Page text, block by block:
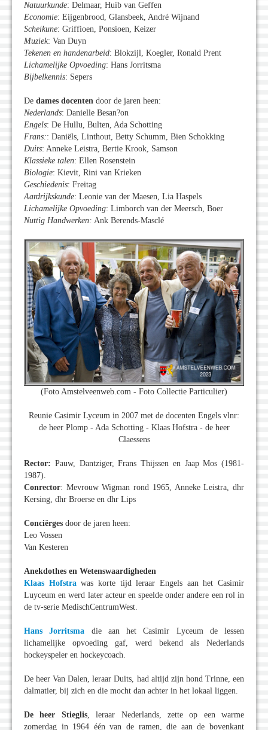
Natuurkunde: Delmaar, Huib van Geffen
Economie: Eijgenbrood, Glansbeek, André Wijnand
Scheikune: Griffioen, Ponsioen, Keizer
Muziek: Van Duyn
Tekenen en handenarbeid: Blokzijl, Koegler, Ronald Prent
Lichamelijke Opvoeding: Hans Jorritsma
Bijbelkennis: Sepers
De dames docenten door de jaren heen:
Nederlands: Danielle Besan?on
Engels: De Hullu, Bulten, Ada Schotting
Frans:: Daniëls, Linthout, Betty Schumm, Bien Schokking
Duits: Anneke Leistra, Bertie Krook, Samson
Klassieke talen: Ellen Rosenstein
Biologie: Kievit, Rini van Krieken
Geschiedenis: Freitag
Aardrijkskunde: Leonie van der Maesen, Lia Haspels
Lichamelijke Opvoeding: Limborch van der Meersch, Boer
Nuttig Handwerken: Ank Berends-Masclé
(Foto Amstelveenweb.com - Foto Collectie Particulier)
Reunie Casimir Lyceum in 2007 met de docenten Engels vlnr:
de heer Plomp - Ada Schotting - Klaas Hofstra - de heer
Claessens
Rector: Pauw, Dantziger, Frans Thijssen en Jaap Mos (1981-
1987).
Conrector: Mevrouw Wigman rond 1965, Anneke Leistra, dhr
Kersing, dhr Broerse en dhr Lips
Conciërges door de jaren heen:
Leo Vossen
Van Kesteren
Anekdothes en Wetenswaardigheden
Klaas Hofstrawas korte tijd leraar Engels aan het Casimir
Luyceum en werd later acteur en speelde onder andere een rol in
de tv-serie MedischCentrumWest.
Hans Jorritsma die aan het Casimir Lyceum de lessen
lichamelijke opvoeding gaf, werd bekend als Nederlands
hockeyspeler en hockeycoach.
De heer Van Dalen, leraar Duits, had altijd zijn hond Trinne, een
dalmatier, bij zich en die mocht dan achter in het lokaal liggen.
De heer Stieglis, leraar Nederlands, zette op een warme
zomerdag in 1964 één van de ramen, die aan de bovenkant